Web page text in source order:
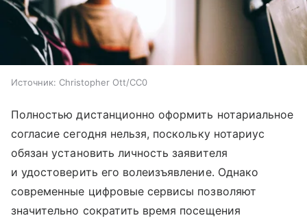
Источник: Christopher Ott/CC0
Полностью дистанционно оформить нотариальное
согласие сегодня нельзя, поскольку нотариус
обязан установить личность заявителя
и удостоверить его волеизъявление. Однако
современные цифровые сервисы позволяют
значительно сократить время посещения